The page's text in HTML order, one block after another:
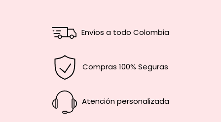
Envíos a todo Colombia
Compras 100% Seguras
Atención personalizada